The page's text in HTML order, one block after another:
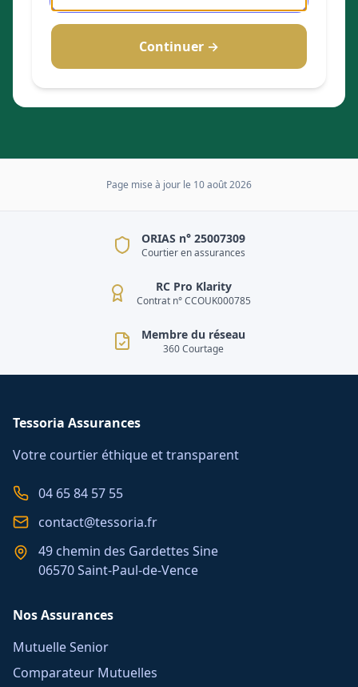
Continuer →
Page mise à jour le 10 août 2026
ORIAS n° 25007309
Courtier en assurances
RC Pro Klarity
Contrat n° CCOUK000785
Membre du réseau
360 Courtage
Tessoria Assurances
Votre courtier éthique et transparent
04 65 84 57 55
contact@tessoria.fr
49 chemin des Gardettes Sine
06570 Saint-Paul-de-Vence
Nos Assurances
Mutuelle Senior
Comparateur Mutuelles